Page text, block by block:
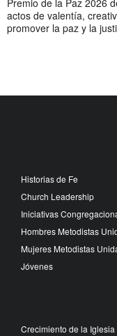
Premio de la Paz 2026
actos de valentía,
promover la paz y la
Historias de Fe
Church Leadership
Iniciativas
Hombres Metodistas
Mujeres Metodistas
Jóvenes
Crecimiento de la Iglesia